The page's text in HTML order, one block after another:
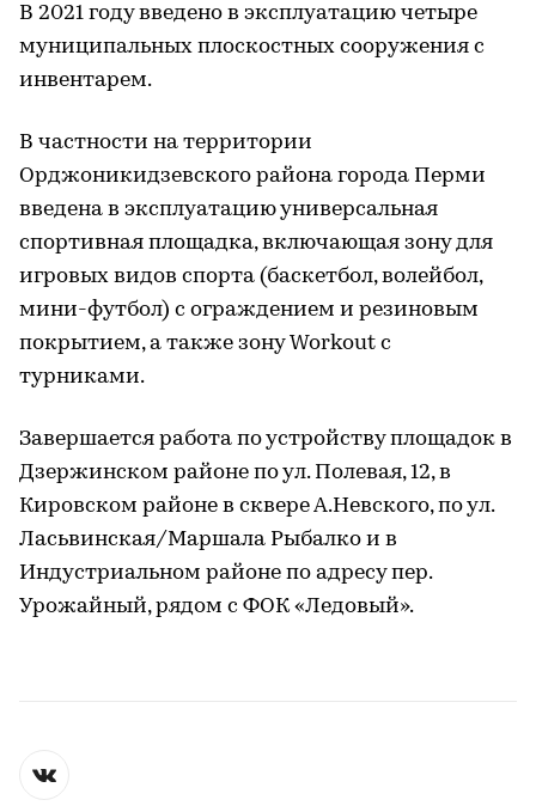
В 2021 году введено в эксплуатацию четыре
муниципальных плоскостных сооружения с
инвентарем.
В частности на территории
Орджоникидзевского района города Перми
введена в эксплуатацию универсальная
спортивная площадка, включающая зону для
игровых видов спорта (баскетбол, волейбол,
мини-футбол) с ограждением и резиновым
покрытием, а также зону Workout с
турниками.
Завершается работа по устройству площадок в
Дзержинском районе по ул. Полевая, 12, в
Кировском районе в сквере А.Невского, по ул.
Ласьвинская/Маршала Рыбалко и в
Индустриальном районе по адресу пер.
Урожайный, рядом с ФОК «Ледовый».